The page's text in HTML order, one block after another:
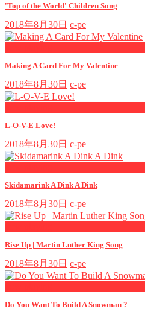
'Top of the World' Children Song
2018年8月30日 c-pe
Making A Card For My Valentine
2018年8月30日 c-pe
L-O-V-E Love!
2018年8月30日 c-pe
Skidamarink A Dink A Dink
2018年8月30日 c-pe
Rise Up | Martin Luther King Song
2018年8月30日 c-pe
Do You Want To Build A Snowman ?